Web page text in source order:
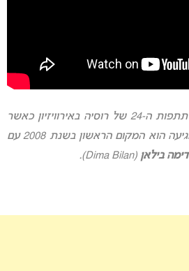
אירוויזיון 2021 הייתה ההשתתפות ה-24 של רוסיה באירוויזיון כאשר
המקום הגבוה ביותר אליו הגיעה הוא המקום הראשון בשנת 2008 עם
דימה בילאן (Dima Bilan)
.